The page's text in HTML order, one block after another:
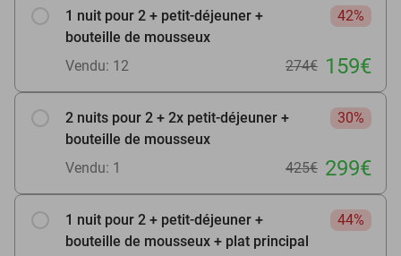
1 nuit pour 2 + petit-déjeuner +
bouteille de mousseux
42%
Vendu: 12 274€ 159€
2 nuits pour 2 + 2x petit-déjeuner +
bouteille de mousseux
30%
Vendu: 1 425€ 299€
1 nuit pour 2 + petit-déjeuner +
bouteille de mousseux + plat principal
44%